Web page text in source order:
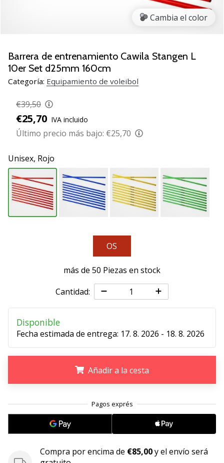
Navidad
para
jugadores
de
¡Nuestros
consejos
te
ayudarán
elegir
el
regalo
perfecto!
Encuentra…
¿Te
queremos
nuestro
Mostrar
Cambia el color
Barrera de entrenamiento Cawila Stangen L
10er Set d25mm 160cm
Categoría: Equipamiento de voleibol
€39,50
€25,70 IVA incluido
Último precio más bajo: €25,70
Unisex, Rojo
OS
más de 50 Piezas en stock
Cantidad:
Disponible
Fecha estimada de entrega: 17. 8. 2026 - 18. 8. 2026
Añadir a la cesta
Compra por encima de €85,00y el envío será